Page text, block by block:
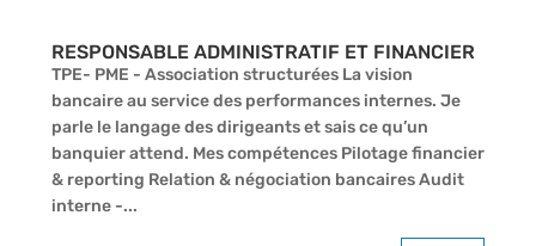
RESPONSABLE ADMINISTRATIF ET FINANCIER
TPE- PME - Association structurées La vision
bancaire au service des performances internes. Je
parle le langage des dirigeants et sais ce qu’un
banquier attend. Mes compétences Pilotage financier
& reporting Relation & négociation bancaires Audit
interne -...